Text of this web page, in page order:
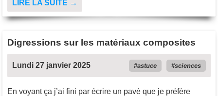
LIRE LA SUITE →
Digressions sur les matériaux composites
Lundi 27 janvier 2025 astuce sciences
En voyant ça j’ai fini par écrire un pavé que je préfère